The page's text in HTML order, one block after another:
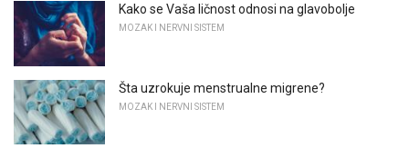
Kako se Vaša ličnost odnosi na glavobolje
MOZAK I NERVNI SISTEM
Šta uzrokuje menstrualne migrene?
MOZAK I NERVNI SISTEM